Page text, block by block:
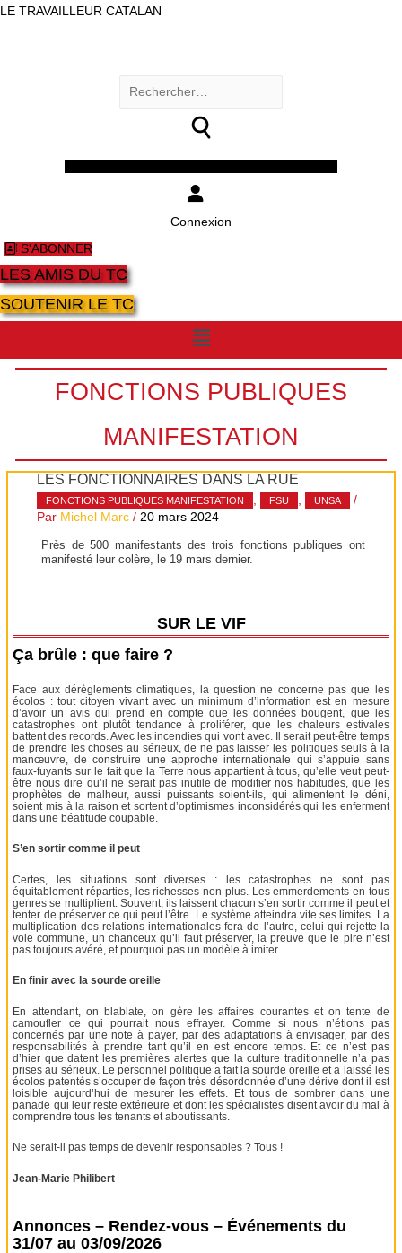
LE TRAVAILLEUR CATALAN
Rechercher :
Connexion
S'ABONNER
LES AMIS DU TC
SOUTENIR LE TC
Menu
FONCTIONS PUBLIQUES
MANIFESTATION
LES FONCTIONNAIRES DANS LA RUE
FONCTIONS PUBLIQUES MANIFESTATION , FSU , UNSA
/
Par Michel Marc /20 mars 2024
Près de 500 manifestants des trois fonctions publiques ont
manifesté leur colère, le 19 mars dernier.
SUR LE VIF
Ça brûle : que faire ?
Face aux dérèglements climatiques, la question ne concerne pas que les
écolos : tout citoyen vivant avec un minimum d’information est en mesure
d’avoir un avis qui prend en compte que les données bougent, que les
catastrophes ont plutôt tendance à proliférer, que les chaleurs estivales
battent des records. Avec les incendies qui vont avec. Il serait peut-être temps
de prendre les choses au sérieux, de ne pas laisser les politiques seuls à la
manœuvre, de construire une approche internationale qui s’appuie sans
faux-fuyants sur le fait que la Terre nous appartient à tous, qu’elle veut peut-
être nous dire qu’il ne serait pas inutile de modifier nos habitudes, que les
prophètes de malheur, aussi puissants soient-ils, qui alimentent le déni,
soient mis à la raison et sortent d’optimismes inconsidérés qui les enferment
dans une béatitude coupable.
S’en sortir comme il peut
Certes, les situations sont diverses : les catastrophes ne sont pas
équitablement réparties, les richesses non plus. Les emmerdements en tous
genres se multiplient. Souvent, ils laissent chacun s’en sortir comme il peut et
tenter de préserver ce qui peut l’être. Le système atteindra vite ses limites. La
multiplication des relations internationales fera de l’autre, celui qui rejette la
voie commune, un chanceux qu’il faut préserver, la preuve que le pire n’est
pas toujours avéré, et pourquoi pas un modèle à imiter.
En finir avec la sourde oreille
En attendant, on blablate, on gère les affaires courantes et on tente de
camoufler ce qui pourrait nous effrayer. Comme si nous n’étions pas
concernés par une note à payer, par des adaptations à envisager, par des
responsabilités à prendre tant qu’il en est encore temps. Et ce n’est pas
d’hier que datent les premières alertes que la culture traditionnelle n’a pas
prises au sérieux. Le personnel politique a fait la sourde oreille et a laissé les
écolos patentés s’occuper de façon très désordonnée d’une dérive dont il est
loisible aujourd’hui de mesurer les effets. Et tous de sombrer dans une
panade qui leur reste extérieure et dont les spécialistes disent avoir du mal à
comprendre tous les tenants et aboutissants.
Ne serait-il pas temps de devenir responsables ? Tous !
Jean-Marie Philibert
Annonces – Rendez-vous – Événements du
31/07 au 03/09/2026